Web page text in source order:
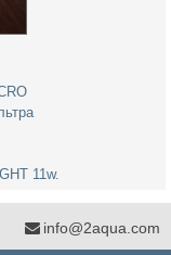
11w.
info@2aqua.com